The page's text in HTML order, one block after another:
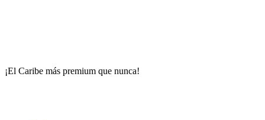
¡El Caribe más premium que nunca!